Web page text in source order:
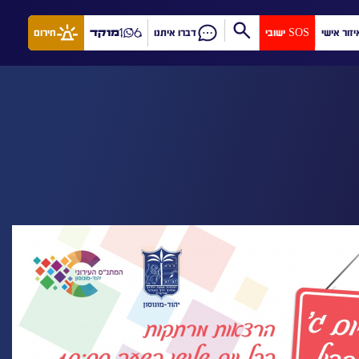
אישי SOS ישובי דברו איתנו מוקד חירום